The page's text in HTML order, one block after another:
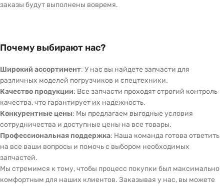
заказы будут выполнены вовремя.
Почему выбирают нас?
Широкий ассортимент: У нас вы найдете запчасти для
различных моделей погрузчиков и спецтехники.
Качество продукции: Все запчасти проходят строгий контроль
качества, что гарантирует их надежность.
Конкурентные цены: Мы предлагаем выгодные условия
сотрудничества и доступные цены на все товары.
Профессиональная поддержка: Наша команда готова ответить
на все ваши вопросы и помочь с выбором необходимых
запчастей.
Мы стремимся к тому, чтобы процесс покупки был максимально
комфортным для наших клиентов. Заказывая у нас, вы можете